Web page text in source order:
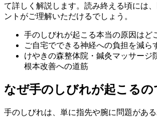
て詳しく解説します。読み終える頃には
ントがご理解いただけるでしょう。
手のしびれが起こる本当の原因はど
ご自宅でできる神経への負担を減ら
けやきの森整体院・鍼灸マッサージ
根本改善への道筋
なぜ手のしびれが起こるの
手のしびれは、単に指先や腕に問題があ